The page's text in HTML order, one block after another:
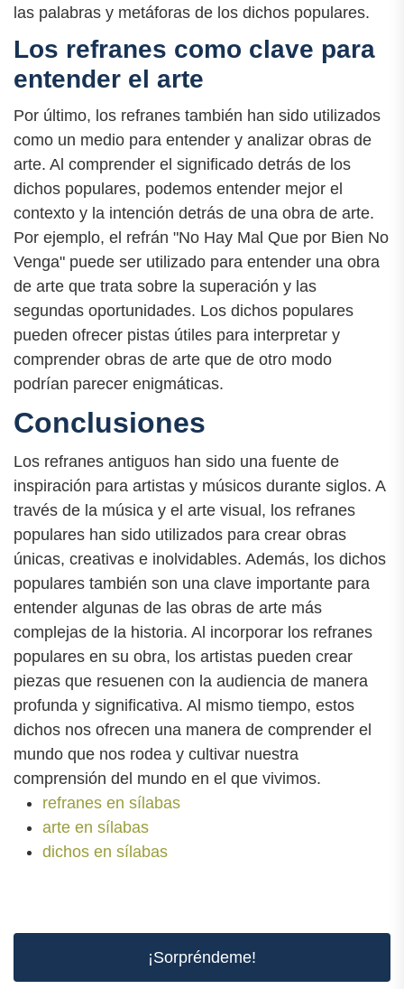
las palabras y metáforas de los dichos populares.
Los refranes como clave para
entender el arte
Por último, los refranes también han sido utilizados
como un medio para entender y analizar obras de
arte. Al comprender el significado detrás de los
dichos populares, podemos entender mejor el
contexto y la intención detrás de una obra de arte.
Por ejemplo, el refrán "No Hay Mal Que por Bien No
Venga" puede ser utilizado para entender una obra
de arte que trata sobre la superación y las
segundas oportunidades. Los dichos populares
pueden ofrecer pistas útiles para interpretar y
comprender obras de arte que de otro modo
podrían parecer enigmáticas.
Conclusiones
Los refranes antiguos han sido una fuente de
inspiración para artistas y músicos durante siglos. A
través de la música y el arte visual, los refranes
populares han sido utilizados para crear obras
únicas, creativas e inolvidables. Además, los dichos
populares también son una clave importante para
entender algunas de las obras de arte más
complejas de la historia. Al incorporar los refranes
populares en su obra, los artistas pueden crear
piezas que resuenen con la audiencia de manera
profunda y significativa. Al mismo tiempo, estos
dichos nos ofrecen una manera de comprender el
mundo que nos rodea y cultivar nuestra
comprensión del mundo en el que vivimos.
refranes en sílabas
arte en sílabas
dichos en sílabas
¡Sorpréndeme!